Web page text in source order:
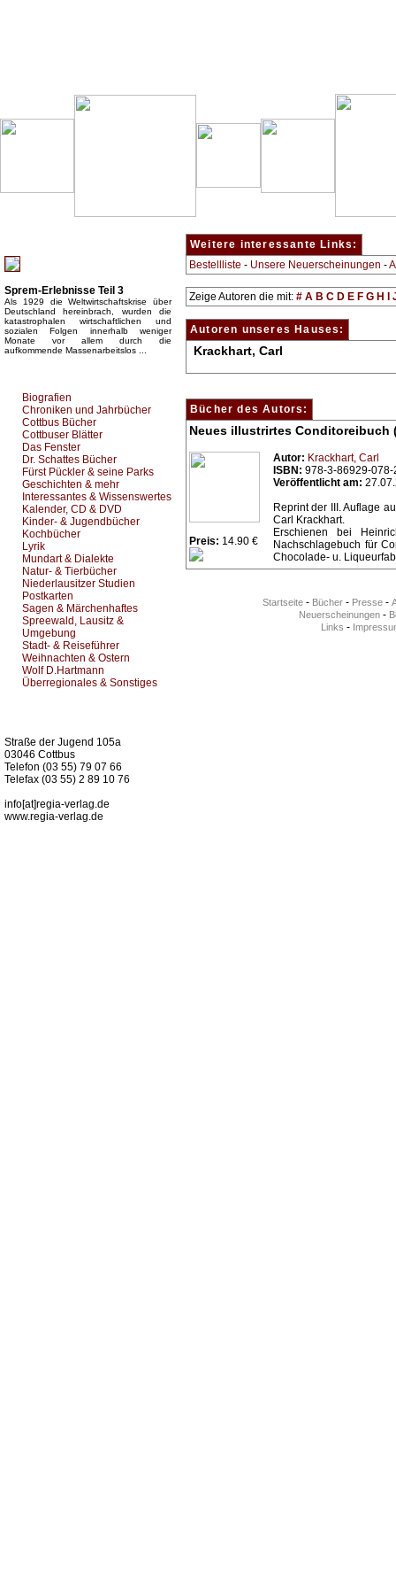
Sprem-Erlebnisse Teil 3
Als 1929 die Weltwirtschaftskrise über
Deutschland hereinbrach, wurden die
katastrophalen wirtschaftlichen und
sozialen Folgen innerhalb weniger
Monate vor allem durch die
aufkommende Massenarbeitslos ...
Biografien
Chroniken und Jahrbücher
Cottbus Bücher
Cottbuser Blätter
Das Fenster
Dr. Schattes Bücher
Fürst Pückler & seine Parks
Geschichten & mehr
Interessantes & Wissenswertes
Kalender, CD & DVD
Kinder- & Jugendbücher
Kochbücher
Lyrik
Mundart & Dialekte
Natur- & Tierbücher
Niederlausitzer Studien
Postkarten
Sagen & Märchenhaftes
Spreewald, Lausitz &
Umgebung
Stadt- & Reiseführer
Weihnachten & Ostern
Wolf D.Hartmann
Überregionales & Sonstiges
Straße der Jugend 105a
03046 Cottbus
Telefon (03 55) 79 07 66
Telefax (03 55) 2 89 10 76
info[at]regia-verlag.de
www.regia-verlag.de
Weitere interessante Links:
Bestellliste - Unsere Neuerscheinungen -
Zeige Autoren die mit: # A B C D E F G H
Autoren unseres Hauses:
Krackhart, Carl
Bücher des Autors:
Neues illustrirtes Conditoreibuch
Preis: 14.90 €
Autor: Krackhart, Carl
ISBN: 978-3-86929-078-
Veröffentlicht am:
Reprint der III. Auflage
Carl Krackhart.
Erschienen bei
Nachschlagebuch für
Chocolade- u.
Startseite - Bücher - Presse -
Neuerscheinungen-
Links -